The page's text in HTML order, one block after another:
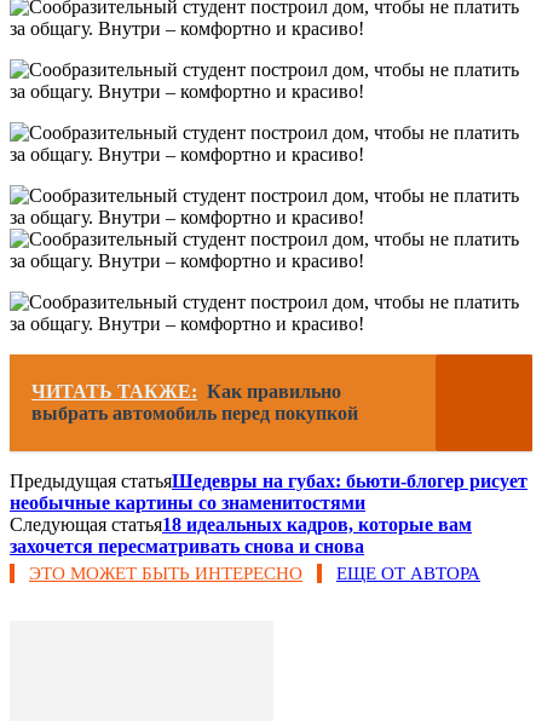
ЧИТАТЬ ТАКЖЕ: Как правильно
выбрать автомобиль перед покупкой
Предыдущая статьяШедевры на губах: бьюти-блогер рисует
необычные картины со знаменитостями
Следующая статья18 идеальных кадров, которые вам
захочется пересматривать снова и снова
ЭТО МОЖЕТ БЫТЬ ИНТЕРЕСНО ЕЩЕ ОТ АВТОРА